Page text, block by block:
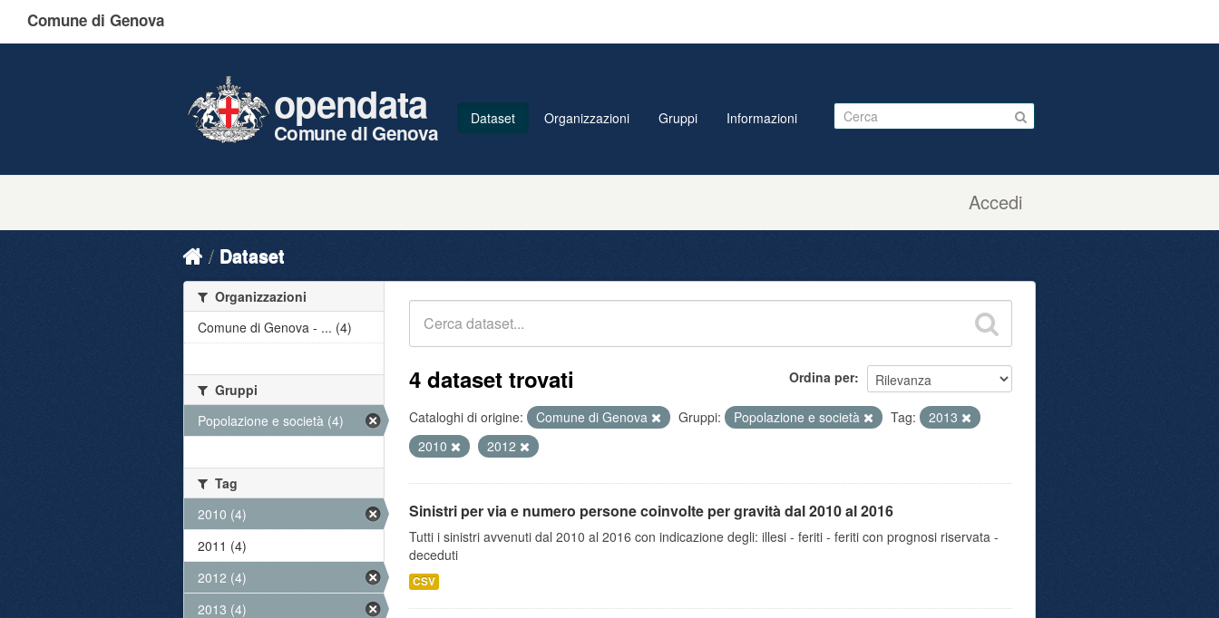
Comune di Genova
Accedi
opendata
Comune di Genova
Dataset Organizzazioni Gruppi Informazioni
Dataset
Ordina per
4 dataset trovati
Cataloghi di origine: Comune di Genova Gruppi: Popolazione e società Tag:
2013
2010
2012
Sinistri per via e numero persone coinvolte per gravità dal 2010 al 2016
Tutti i sinistri avvenuti dal 2010 al 2016 con indicazione degli: illesi - feriti - feriti con prognosi riservata -
deceduti
CSV
Organizzazioni
Comune di Genova - ... (4)
Gruppi
Popolazione e società (4)
Tag
2010 (4)
2011 (4)
2012 (4)
2013 (4)